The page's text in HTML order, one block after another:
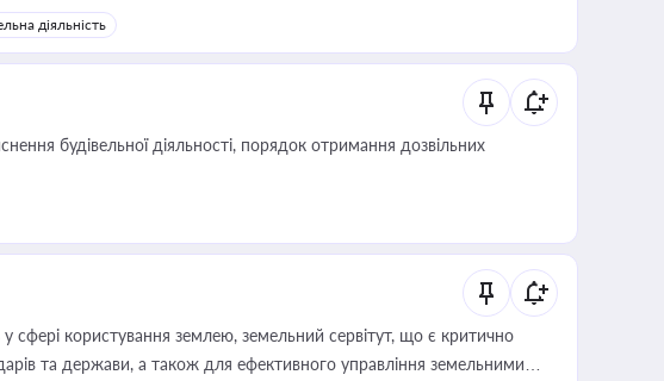
керівника, юриста або бухгалтера під час оподаткування,
і перевірки статусу суб'єктів оціночної діяльності
діяльність
будівельної діяльності, порядок отримання дозвільних
у сфері користування землею, земельний сервітут, що є критично
та держави, а також для ефективного управління земельними